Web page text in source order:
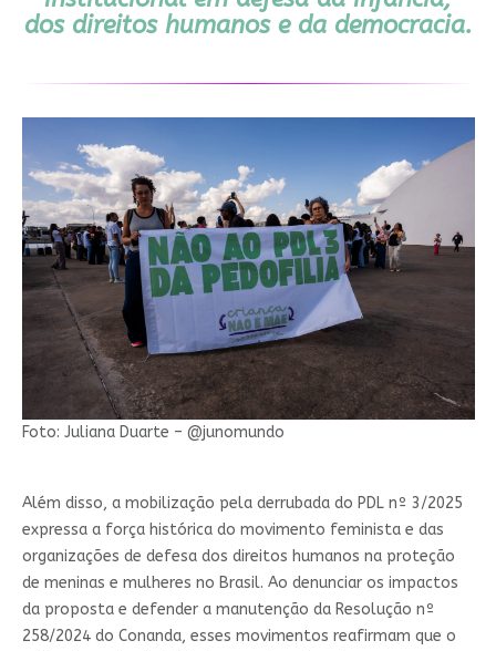
dos direitos humanos e da democracia.
Foto: Juliana Duarte – @junomundo
Além disso, a mobilização pela derrubada do PDL nº 3/2025
expressa a força histórica do movimento feminista e das
organizações de defesa dos direitos humanos na proteção
de meninas e mulheres no Brasil. Ao denunciar os impactos
da proposta e defender a manutenção da Resolução nº
258/2024 do Conanda, esses movimentos reafirmam que o